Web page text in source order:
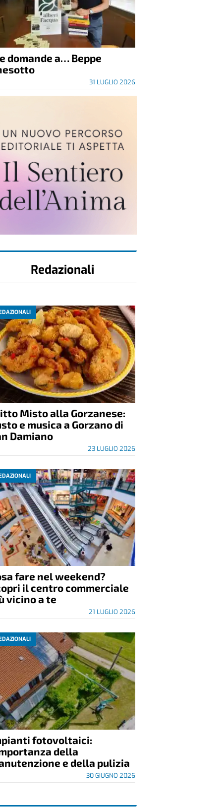
domande a… Beppe
31 LUGLIO 2026
Redazionali
Misto alla Gorzanese:
e musica a Gorzano di
Damiano
23 LUGLIO 2026
fare nel weekend?
il centro commerciale
vicino a te
21 LUGLIO 2026
fotovoltaici:
della
e della pulizia
30 GIUGNO 2026